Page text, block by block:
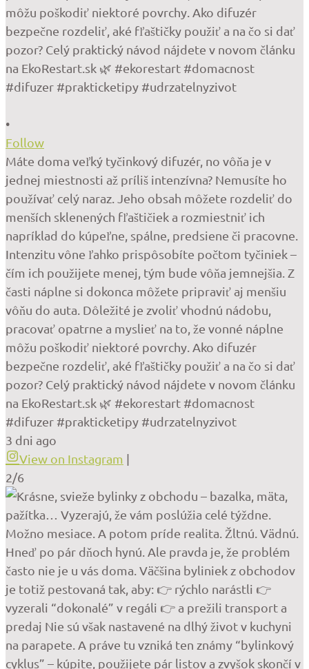
•
Follow
Máte doma veľký tyčinkový difuzér, no vôňa je v
jednej miestnosti až príliš intenzívna? Nemusíte ho
používať celý naraz. Jeho obsah môžete rozdeliť do
menších sklenených fľaštičiek a rozmiestniť ich
napríklad do kúpeľne, spálne, predsiene či pracovne.
Intenzitu vône ľahko prispôsobíte počtom tyčiniek –
čím ich použijete menej, tým bude vôňa jemnejšia. Z
časti náplne si dokonca môžete pripraviť aj menšiu
vôňu do auta. Dôležité je zvoliť vhodnú nádobu,
pracovať opatrne a myslieť na to, že vonné náplne
môžu poškodiť niektoré povrchy. Ako difuzér
bezpečne rozdeliť, aké fľaštičky použiť a na čo si dať
pozor? Celý praktický návod nájdete v novom článku
na EkoRestart.sk 🌿 #ekorestart #domacnost
#difuzer #prakticketipy #udrzatelnyzivot
3 dni ago
View on Instagram |
2/6